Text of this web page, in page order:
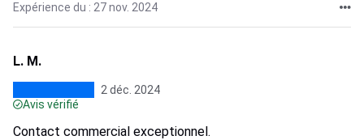
Expérience du : 27 nov. 2024
L. M.
2 déc. 2024
Avis vérifié
Contact commercial exceptionnel.